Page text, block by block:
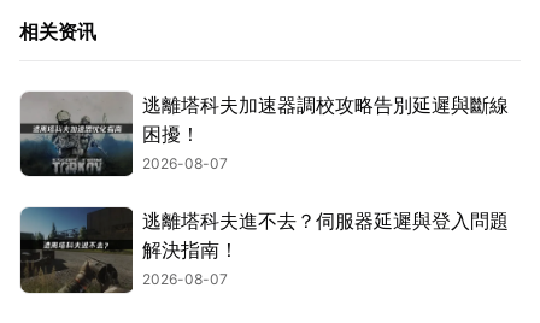
相关资讯
逃離塔科夫加速器調校攻略告別延遲與斷線
困擾！
2026-08-07
逃離塔科夫進不去？伺服器延遲與登入問題
解決指南！
2026-08-07